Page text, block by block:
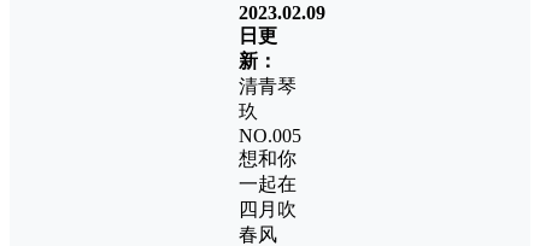
2023.02.09
日更
新：
清青琴
玖
NO.005
想和你
一起在
四月吹
春风